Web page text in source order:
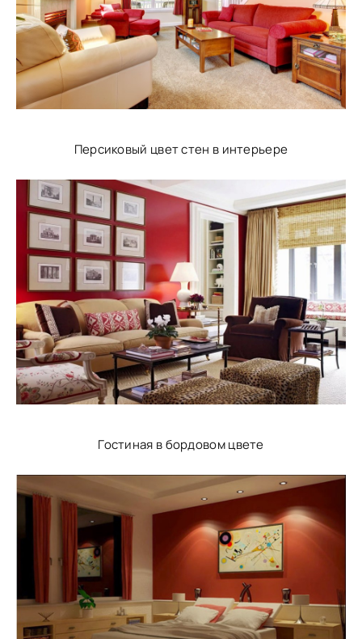
Персиковый цвет стен в интерьере
Гостиная в бордовом цвете